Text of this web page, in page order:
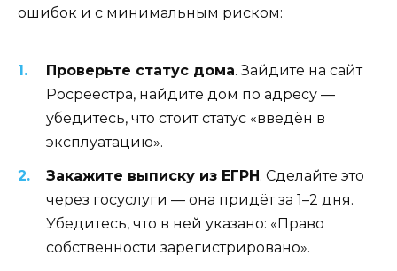
ошибок и с минимальным риском:
Проверьте статус дома. Зайдите на сайт
Росреестра, найдите дом по адресу —
убедитесь, что стоит статус «введён в
эксплуатацию».
Закажите выписку из ЕГРН . Сделайте это
через госуслуги — она придёт за 1–2 дня.
Убедитесь, что в ней указано: «Право
собственности зарегистрировано».